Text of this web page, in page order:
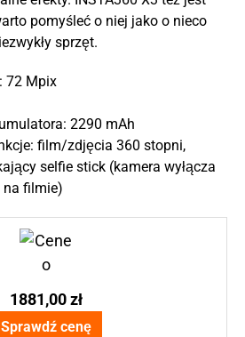
pomyśleć o niej jako o nieco
sprzęt.
72 Mpix
2290 mAh
film/zdjęcia 360 stopni,
selfie stick (kamera wyłącza
na filmie)
1881,00 zł
Sprawdź cenę